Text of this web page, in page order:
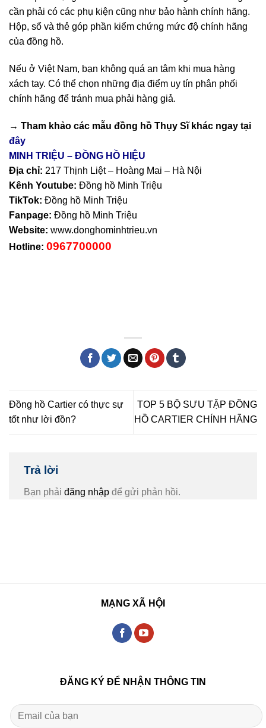
cần phải có các phụ kiện cũng như bảo hành chính hãng.
Hộp, sổ và thẻ góp phần kiểm chứng mức độ chính hãng
của đồng hồ.
Nếu ở Việt Nam, bạn không quá an tâm khi mua hàng
xách tay. Có thể chọn những địa điểm uy tín phân phối
chính hãng để tránh mua phải hàng giả.
→ Tham khảo các mẫu đồng hồ Thụy Sĩkhác ngay tại
đây
MINH TRIỆU – ĐỒNG HỒ HIỆU
Địa chỉ: 217 Thịnh Liệt – Hoàng Mai – Hà Nội
Kênh Youtube: Đồng hồ Minh Triệu
TikTok: Đồng hồ Minh Triệu
Fanpage: Đồng hồ Minh Triệu
Website: www.donghominhtrieu.vn
Hotline: 0967700000
Đồng hồ Cartier có thực sự
tốt như lời đồn?
TOP 5 BỘ SƯU TẬP ĐỒNG
HỒ CARTIER CHÍNH HÃNG
Trả lời
Bạn phải đăng nhập để gửi phản hồi.
MẠNG XÃ HỘI
ĐĂNG KÝ ĐỂ NHẬN THÔNG TIN